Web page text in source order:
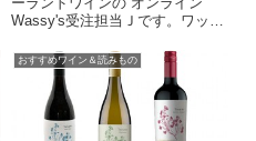
Wassy's受注担当Ｊです。ワッシ
ます。そこにはいろいろなハーブ
を植えていて、世話はもっぱらＪ
がしております。なのでハーブ積
み放題我が家の料理にも大活...
おすすめワイン＆読みもの